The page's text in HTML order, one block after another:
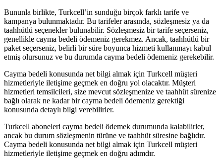
Bununla birlikte, Turkcell’in sunduğu birçok farklı tarife ve
kampanya bulunmaktadır. Bu tarifeler arasında, sözleşmesiz ya da
taahhütlü seçenekler bulunabilir. Sözleşmesiz bir tarife seçerseniz,
genellikle cayma bedeli ödemeniz gerekmez. Ancak, taahhütlü bir
paket seçerseniz, belirli bir süre boyunca hizmeti kullanmayı kabul
etmiş olursunuz ve bu durumda cayma bedeli ödemeniz gerekebilir.
Cayma bedeli konusunda net bilgi almak için Turkcell müşteri
hizmetleriyle iletişime geçmek en doğru yol olacaktır. Müşteri
hizmetleri temsilcileri, size mevcut sözleşmenize ve taahhüt sürenize
bağlı olarak ne kadar bir cayma bedeli ödemeniz gerektiği
konusunda detaylı bilgi verebilirler.
Turkcell aboneleri cayma bedeli ödemek durumunda kalabilirler,
ancak bu durum sözleşmenin türüne ve taahhüt süresine bağlıdır.
Cayma bedeli konusunda net bilgi almak için Turkcell müşteri
hizmetleriyle iletişime geçmek en doğru adımdır.